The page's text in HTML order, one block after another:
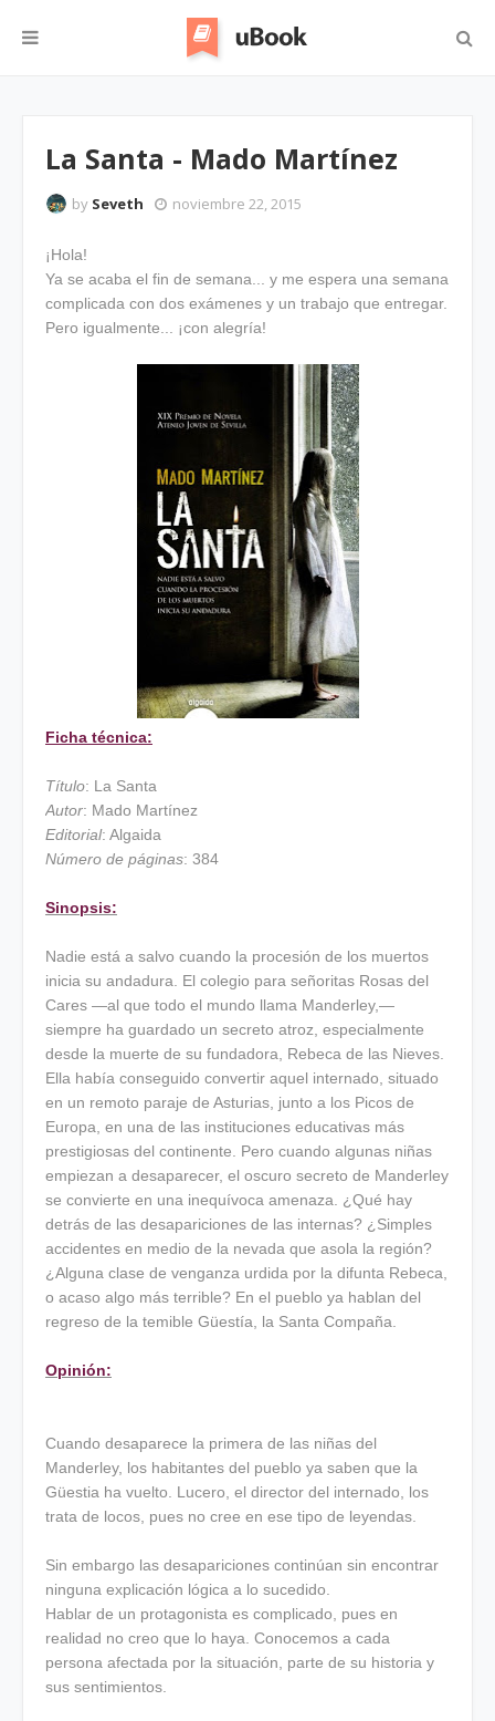
La Santa - Mado Martínez
by Seveth noviembre 22, 2015
¡Hola!
Ya se acaba el fin de semana... y me espera una semana
complicada con dos exámenes y un trabajo que entregar.
Pero igualmente... ¡con alegría!
Ficha técnica:
Título: La Santa
Autor: Mado Martínez
Editorial: Algaida
Número de páginas: 384
Sinopsis:
Nadie está a salvo cuando la procesión de los muertos
inicia su andadura. El colegio para señoritas Rosas del
Cares —al que todo el mundo llama Manderley,—
siempre ha guardado un secreto atroz, especialmente
desde la muerte de su fundadora, Rebeca de las Nieves.
Ella había conseguido convertir aquel internado, situado
en un remoto paraje de Asturias, junto a los Picos de
Europa, en una de las instituciones educativas más
prestigiosas del continente. Pero cuando algunas niñas
empiezan a desaparecer, el oscuro secreto de Manderley
se convierte en una inequívoca amenaza. ¿Qué hay
detrás de las desapariciones de las internas? ¿Simples
accidentes en medio de la nevada que asola la región?
¿Alguna clase de venganza urdida por la difunta Rebeca,
o acaso algo más terrible? En el pueblo ya hablan del
regreso de la temible Güestía, la Santa Compaña.
Opinión:
Cuando desaparece la primera de las niñas del
Manderley, los habitantes del pueblo ya saben que la
Güestia ha vuelto. Lucero, el director del internado, los
trata de locos, pues no cree en ese tipo de leyendas.
Sin embargo las desapariciones continúan sin encontrar
ninguna explicación lógica a lo sucedido.
Hablar de un protagonista es complicado, pues en
realidad no creo que lo haya. Conocemos a cada
persona afectada por la situación, parte de su historia y
sus sentimientos.